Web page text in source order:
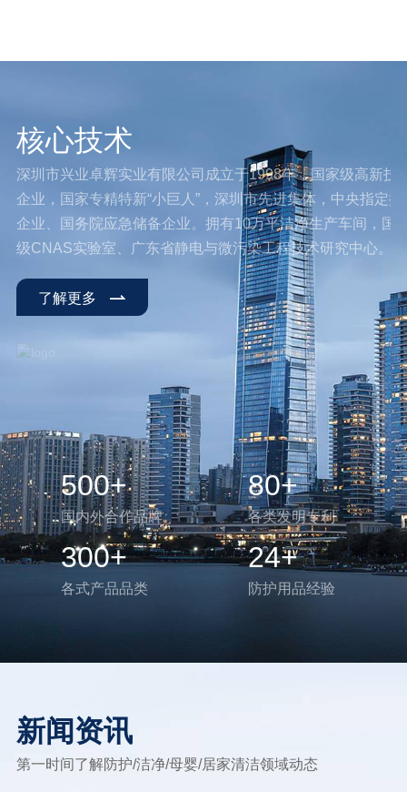
核心技术
深圳市兴业卓辉实业有限公司成立于1998年，国家级高新技
企业，国家专精特新“小巨人”，深圳市先进集体，中央指定援
企业、国务院应急储备企业。拥有10万平洁净生产车间，国
级CNAS实验室、广东省静电与微污染工程技术研究中心。
了解更多
500+
国内外合作品牌
80+
各类发明专利
300+
各式产品品类
24+
防护用品经验
新闻资讯
第一时间了解防护/洁净/母婴/居家清洁领域动态